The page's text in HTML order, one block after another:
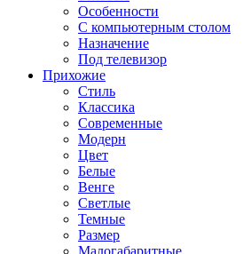
Особенности
С компьютерным столом
Назначение
Под телевизор
Прихожие
Стиль
Классика
Современные
Модерн
Цвет
Белые
Венге
Светлые
Темные
Размер
Малогабаритные